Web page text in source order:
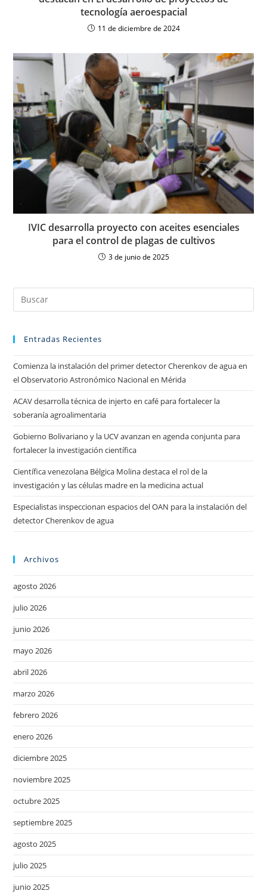
tecnología aeroespacial
11 de diciembre de 2024
IVIC desarrolla proyecto con aceites esenciales
para el control de plagas de cultivos
3 de junio de 2025
Entradas Recientes
Comienza la instalación del primer detector Cherenkov de agua en
el Observatorio Astronómico Nacional en Mérida
ACAV desarrolla técnica de injerto en café para fortalecer la
soberanía agroalimentaria
Gobierno Bolivariano y la UCV avanzan en agenda conjunta para
fortalecer la investigación científica
Científica venezolana Bélgica Molina destaca el rol de la
investigación y las células madre en la medicina actual
Especialistas inspeccionan espacios del OAN para la instalación del
detector Cherenkov de agua
Archivos
agosto 2026
julio 2026
junio 2026
mayo 2026
abril 2026
marzo 2026
febrero 2026
enero 2026
diciembre 2025
noviembre 2025
octubre 2025
septiembre 2025
agosto 2025
julio 2025
junio 2025